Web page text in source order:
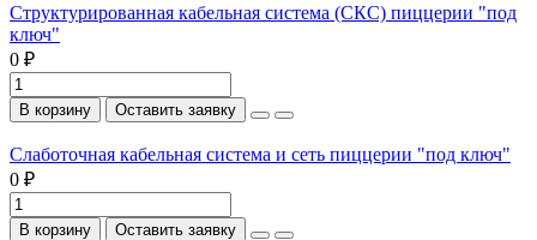
Структурированная кабельная система (СКС) пиццерии "под
ключ"
0 ₽
В корзину Оставить заявку
Слаботочная кабельная система и сеть пиццерии "под ключ"
0 ₽
В корзину Оставить заявку